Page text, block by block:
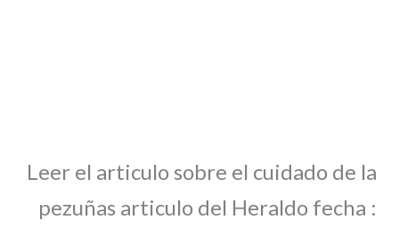
Leer el articulo sobre el cuidado de la
pezuñas articulo del Heraldo fecha :